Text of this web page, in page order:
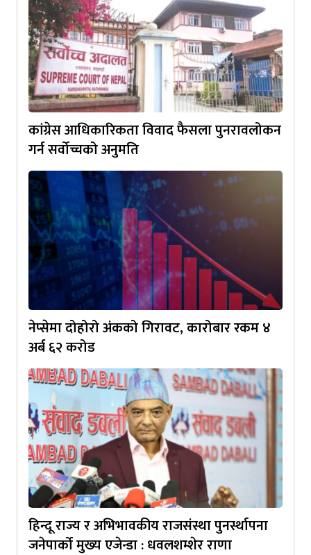
कांग्रेस आधिकारिकता विवाद फैसला पुनरावलोकन
गर्न सर्वोच्चको अनुमति
नेप्सेमा दोहोरो अंकको गिरावट, कारोबार रकम ४
अर्ब ६२ करोड
हिन्दू राज्य र अभिभावकीय राजसंस्था पुनर्स्थापना
जनेपार्को मुख्य एजेन्डा : धवलशम्शेर राणा